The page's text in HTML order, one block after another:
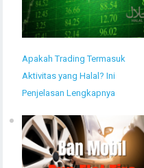
Apakah Trading Termasuk
Aktivitas yang Halal? Ini
Penjelasan Lengkapnya